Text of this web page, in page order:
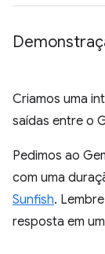
Criamos uma
saídas entre o
Pedimos ao
com uma
Sunfish.
resposta em